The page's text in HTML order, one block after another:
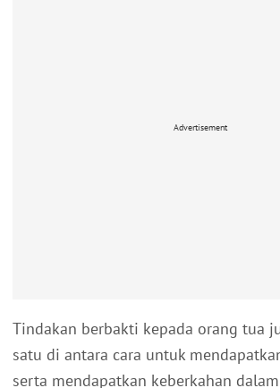
Advertisement
Tindakan berbakti kepada orang tua
satu di antara cara untuk
serta mendapatkan keberkahan